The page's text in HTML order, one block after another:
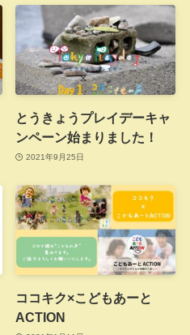
とうきょうプレイデーキャ
ンペーン始まりました！
2021年9月25日
ココキク×こどもあーと
ACTION